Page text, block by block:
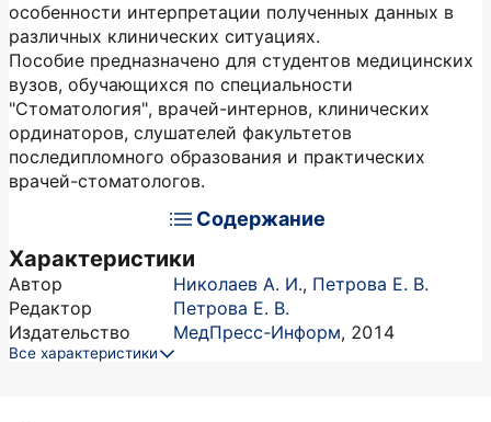
особенности интерпретации полученных данных в
различных клинических ситуациях.
Пособие предназначено для студентов медицинских
вузов, обучающихся по специальности
"Стоматология", врачей-интернов, клинических
ординаторов, слушателей факультетов
последипломного образования и практических
врачей-стоматологов.
Содержание
Характеристики
Автор Николаев А. И., Петрова Е. В.
Редактор
Петрова Е. В.
Издательство
МедПресс-Информ, 2014
Все характеристики